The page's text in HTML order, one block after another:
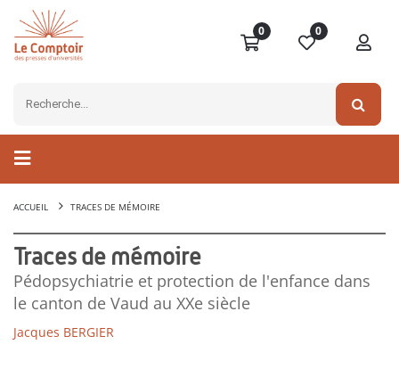
0 0
ACCUEIL TRACES DE MÉMOIRE
Traces de mémoire
Pédopsychiatrie et protection de l'enfance dans
le canton de Vaud au XXe siècle
Jacques BERGIER